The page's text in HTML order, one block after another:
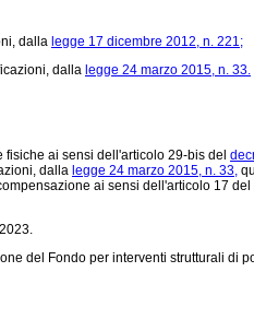
dalla legge 17 dicembre 2012, n. 221;
dalla legge 24 marzo 2015, n. 33.
ai sensi dell'articolo 29-bis del
dalla legge 24 marzo 2015, n. 33,
ai sensi dell'articolo 17 del
del Fondo per interventi strutturali di